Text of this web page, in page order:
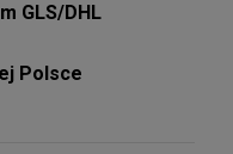
GLS/DHL
Polsce